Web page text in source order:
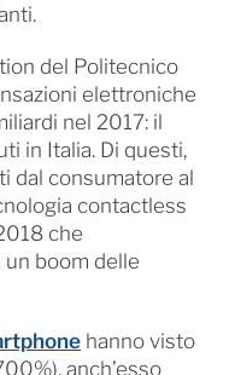
del Politecnico
elettroniche
nel 2017: il
in Italia. Di questi,
dal consumatore al
contactless
che
boom delle
hanno visto
anch’esso